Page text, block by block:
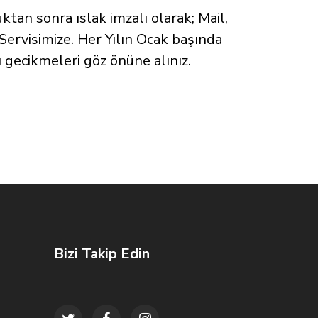
sonra ıslak imzalı olarak; Mail,
Her Yılın Ocak başında
göz önüne alınız.
Bizi Takip Edin